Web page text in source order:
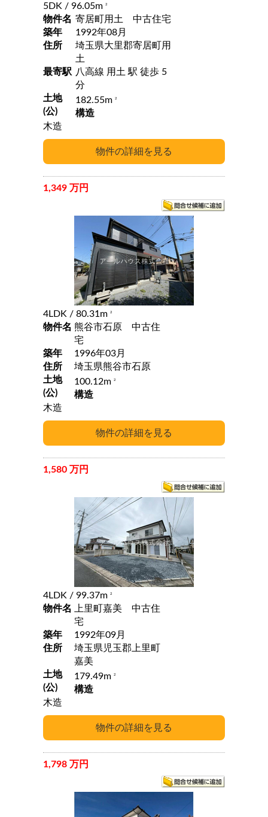
5DK / 96.05m 2
物件名 寄居町用土 中古住宅
築年
1992年08月
住所
埼玉県大里郡寄居町用
土
最寄駅 八高線 用土 駅 徒歩 5
分
土地
(公)
182.55m2
構造
木造
1,349 万円
4LDK / 80.31m 2
物件名 熊谷市石原 中古住
宅
築年
1996年03月
住所
埼玉県熊谷市石原
土地
(公)
100.12m 2
構造
木造
1,580 万円
4LDK / 99.37m 2
物件名
上里町嘉美 中古住
宅
築年
1992年09月
住所
埼玉県児玉郡上里町
嘉美
土地
(公)
179.49m 2
構造
木造
1,798 万円